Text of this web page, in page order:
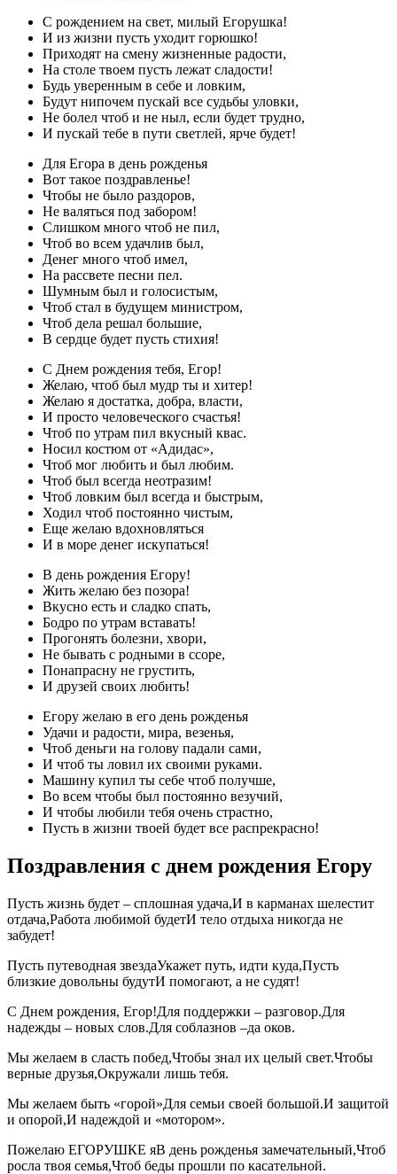
С рождением на свет, милый Егорушка!
И из жизни пусть уходит горюшко!
Приходят на смену жизненные радости,
На столе твоем пусть лежат сладости!
Будь уверенным в себе и ловким,
Будут нипочем пускай все судьбы уловки,
Не болел чтоб и не ныл, если будет трудно,
И пускай тебе в пути светлей, ярче будет!
Для Егора в день рожденья
Вот такое поздравленье!
Чтобы не было раздоров,
Не валяться под забором!
Слишком много чтоб не пил,
Чтоб во всем удачлив был,
Денег много чтоб имел,
На рассвете песни пел.
Шумным был и голосистым,
Чтоб стал в будущем министром,
Чтоб дела решал большие,
В сердце будет пусть стихия!
С Днем рождения тебя, Егор!
Желаю, чтоб был мудр ты и хитер!
Желаю я достатка, добра, власти,
И просто человеческого счастья!
Чтоб по утрам пил вкусный квас.
Носил костюм от «Адидас»,
Чтоб мог любить и был любим.
Чтоб был всегда неотразим!
Чтоб ловким был всегда и быстрым,
Ходил чтоб постоянно чистым,
Еще желаю вдохновляться
И в море денег искупаться!
В день рождения Егору!
Жить желаю без позора!
Вкусно есть и сладко спать,
Бодро по утрам вставать!
Прогонять болезни, хвори,
Не бывать с родными в ссоре,
Понапрасну не грустить,
И друзей своих любить!
Егору желаю в его день рожденья
Удачи и радости, мира, везенья,
Чтоб деньги на голову падали сами,
И чтоб ты ловил их своими руками.
Машину купил ты себе чтоб получше,
Во всем чтобы был постоянно везучий,
И чтобы любили тебя очень страстно,
Пусть в жизни твоей будет все распрекрасно!
Поздравления с днем рождения Егору
Пусть жизнь будет – сплошная удача,И в карманах шелестит
отдача,Работа любимой будетИ тело отдыха никогда не
забудет!
Пусть путеводная звездаУкажет путь, идти куда,Пусть
близкие довольны будутИ помогают, а не судят!
С Днем рождения, Егор!Для поддержки – разговор.Для
надежды – новых слов.Для соблазнов –да оков.
Мы желаем в сласть побед,Чтобы знал их целый свет.Чтобы
верные друзья,Окружали лишь тебя.
Мы желаем быть «горой»Для семьи своей большой.И защитой
и опорой,И надеждой и «мотором».
Пожелаю ЕГОРУШКЕ яВ день рожденья замечательный,Чтоб
росла твоя семья,Чтоб беды прошли по касательной.